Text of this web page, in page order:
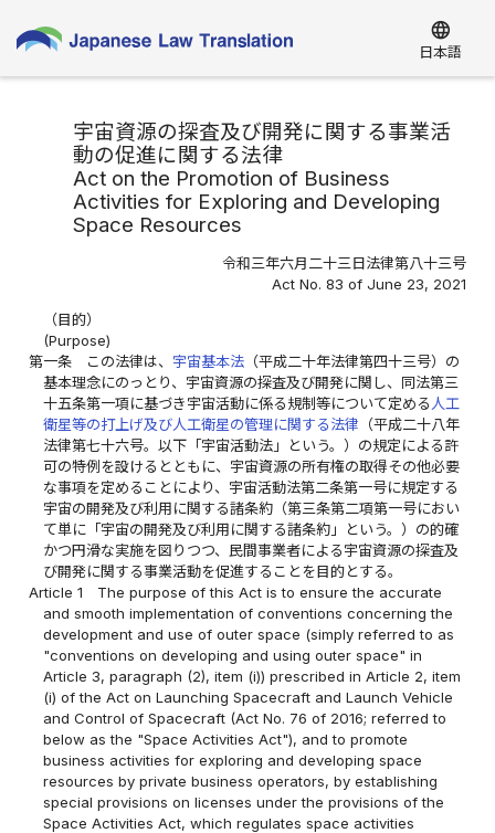
language
日本語
宇宙資源の探査及び開発に関する事業活
動の促進に関する法律
Act on the Promotion of Business
Activities for Exploring and Developing
Space Resources
令和三年六月二十三日法律第八十三号
Act No. 83 of June 23, 2021
（目的）
(Purpose)
第一条
この法律は、 宇宙基本法 （平成二十年法律第四十三号）の
基本理念にのっとり、宇宙資源の探査及び開発に関し、同法第三
十五条第一項に基づき宇宙活動に係る規制等について定める 人工
衛星等の打上げ及び人工衛星の管理に関する法律 （平成二十八年
法律第七十六号。以下「宇宙活動法」という。）の規定による許
可の特例を設けるとともに、宇宙資源の所有権の取得その他必要
な事項を定めることにより、宇宙活動法第二条第一号に規定する
宇宙の開発及び利用に関する諸条約（第三条第二項第一号におい
て単に「宇宙の開発及び利用に関する諸条約」という。）の的確
かつ円滑な実施を図りつつ、民間事業者による宇宙資源の探査及
び開発に関する事業活動を促進することを目的とする。
Article 1
The purpose of this Act is to ensure the accurate
and smooth implementation of conventions concerning the
development and use of outer space (simply referred to as
"conventions on developing and using outer space" in
Article 3, paragraph (2), item (i)) prescribed in Article 2, item
(i) of the Act on Launching Spacecraft and Launch Vehicle
and Control of Spacecraft (Act No. 76 of 2016; referred to
below as the "Space Activities Act"), and to promote
business activities for exploring and developing space
resources by private business operators, by establishing
special provisions on licenses under the provisions of the
Space Activities Act, which regulates space activities